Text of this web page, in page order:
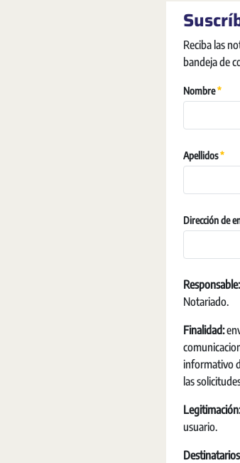
Reciba las
bandeja de
Nombre
Apellidos
Dirección de
Responsable:
Notariado.
Finalidad:
informativo
las
usuario.